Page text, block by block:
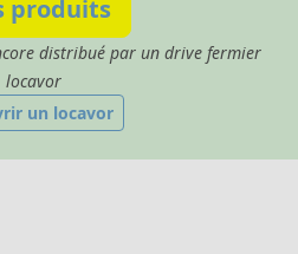
produits
distribué par un drive fermier
locavor
un locavor